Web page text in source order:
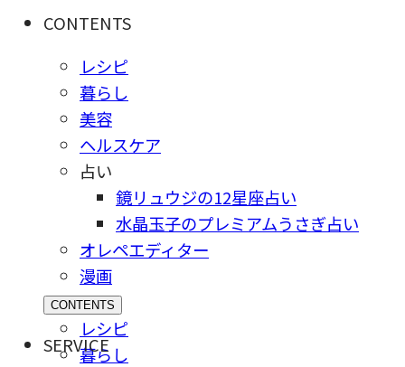
CONTENTS
レシピ
暮らし
美容
ヘルスケア
占い
鏡リュウジの12星座占い
水晶玉子のプレミアムうさぎ占い
オレペエディター
漫画
CONTENTS
レシピ
暮らし
SERVICE